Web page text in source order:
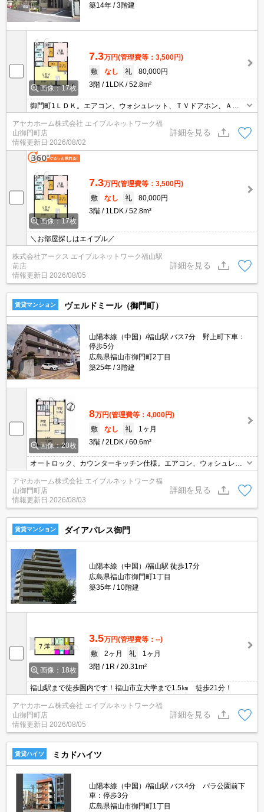
築14年
3階建
画像：17枚
7.3万円(管理費等：3,500円)
敷
なし 礼
80,000円
3階
1LDK 52.8m²
御門町1ＬＤＫ。エアコン、ウォシュレット、ＴＶドアホン、ＡＬ
ＳＯＫホームセキュリティ、オートロック付。
アヤカホーム株式会社 エイブルネットワーク福
山御門町店
情報更新日 2026/08/02
詳細を見る
画像：17枚
7.3万円(管理費等：3,500円)
敷
なし 礼
80,000円
3階
1LDK 52.8m²
＼お部屋探しはエイブル／
株式会社アークス エイブルネットワーク福山駅
前店
情報更新日 2026/08/05
詳細を見る
賃貸マンション ヴェルドミール（御門町）
山陽本線（中国）/福山駅 バス7分 野上町下車：
停歩5分
広島県福山市御門町2丁目
築25年
3階建
画像：20枚
8万円(管理費等：4,000円)
敷
なし 礼
1ヶ月
3階
2LDK 60.6m²
オートロック、カウンターキッチン仕様。エアコン、ウォシュレッ
ト付。敷地内、専用ごみ置場あります。
アヤカホーム株式会社 エイブルネットワーク福
山御門町店
情報更新日 2026/08/03
詳細を見る
賃貸マンション ダイアパレス御門
山陽本線（中国）/福山駅 徒歩17分
広島県福山市御門町1丁目
築35年
10階建
画像：18枚
3.5万円(管理費等：--)
敷
2ヶ月 礼
1ヶ月
3階
1R 20.31m²
福山駅まで徒歩圏内です！福山市立大学まで1.5㎞ 徒歩21分！
アヤカホーム株式会社 エイブルネットワーク福
山御門町店
情報更新日 2026/08/05
詳細を見る
賃貸ハイツ ミカドハイツ
山陽本線（中国）/福山駅 バス4分 バラ公園前下
車：停歩3分
広島県福山市御門町1丁目